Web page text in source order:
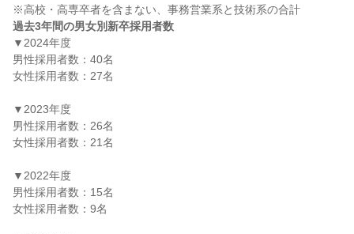
過去3年間の男女別新卒採用者数
▼2024年度
男性採用者数：40名
女性採用者数：27名
▼2023年度
男性採用者数：26名
女性採用者数：21名
▼2022年度
男性採用者数：15名
女性採用者数：9名